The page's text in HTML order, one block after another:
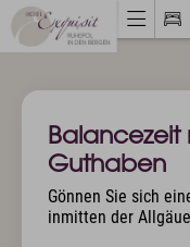
Webcams &
Hotel & Ruhepol
Einzigartige Lage
Philosophie &
Balancezeit
Guthaben
Gönnen Sie sich
inmitten der